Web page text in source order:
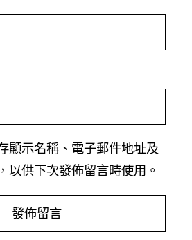
顯示名稱、電子郵件地址及
以供下次發佈留言時使用。